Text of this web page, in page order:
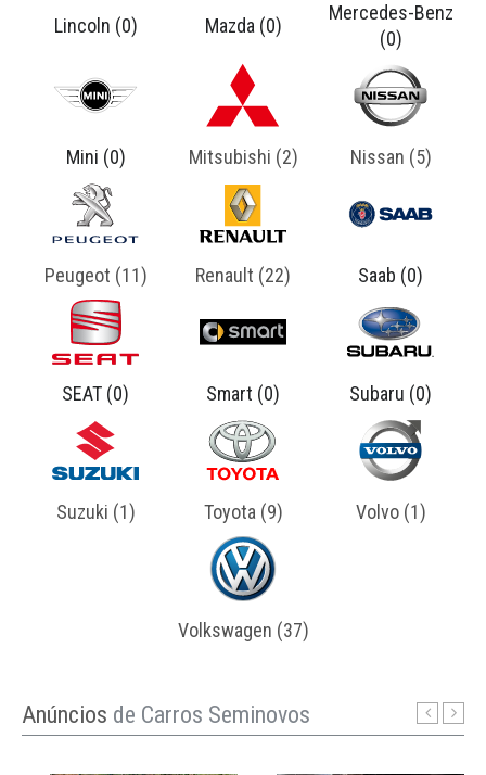
Lincoln (0) Mazda (0)
Mercedes-Benz
(0)
Mini (0) Mitsubishi (2) Nissan (5)
Peugeot (11) Renault (22) Saab (0)
SEAT (0) Smart (0) Subaru (0)
Suzuki (1) Toyota (9) Volvo (1)
Volkswagen (37)
Anúncios de Carros Seminovos
8 Carros Mais Vendidos da Mitsubishi
maio 15, 2025
Os 8 Carros Mais Vendidos da Mitsubishi no
Mitsubishi é uma das marcas mais respeitadas
quando o assunto é robustez e capacidade fora de
estrada. Com tradição n ...